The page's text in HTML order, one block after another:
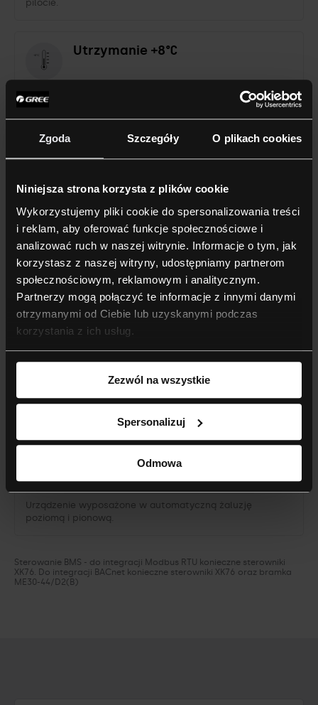
Zgoda Szczegóły O plikach cookies
Niniejsza strona korzysta z plików cookie
Wykorzystujemy pliki cookie do spersonalizowania treści
i reklam, aby oferować funkcje społecznościowe i
analizować ruch w naszej witrynie. Informacje o tym, jak
korzystasz z naszej witryny, udostępniamy partnerom
społecznościowym, reklamowym i analitycznym.
Partnerzy mogą połączyć te informacje z innymi danymi
otrzymanymi od Ciebie lub uzyskanymi podczas
korzystania z ich usług.
Zezwól na wszystkie
Spersonalizuj
Odmowa
pilocie.
Utrzymanie +8°C
Funkcja ogrzewania nieużytkowanego pomieszczenia do
8°C.
Urządzenie wyposażone w 7 biegów wentylatora
jednostki wewnętrznej.
3 tryby snu
Funkcja trzech różnych trybów pracy nocnej jednostki
(obniżenie nastaw temperatur zwiększające komfort).
Osuszanie
Urządzenie umożliwiające inteligentną pracę w trybie
Pionowa i pozioma żaluzja
Urządzenie wyposażone w automatyczną żaluzję
poziomą i pionową.
Sterowanie BMS - do integracji Modbus RTU konieczne sterowniki
XK76. Do integracji BACnet konieczne sterowniki XK76 oraz bramka
ME30-44/D2(B)